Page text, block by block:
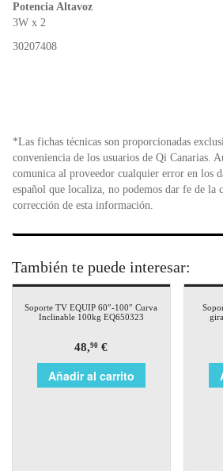
Potencia Altavoz
3W x 2
30207408
*Las fichas técnicas son proporcionadas
conveniencia de los usuarios de Qi Canarias.
comunica al proveedor cualquier error en los
español que localiza, no podemos dar fe de la
corrección de esta información.
También te puede interesar:
Soporte TV EQUIP 60″-100″ Curva
Inclinable 100kg EQ650323
48,90 €
Añadir al carrito